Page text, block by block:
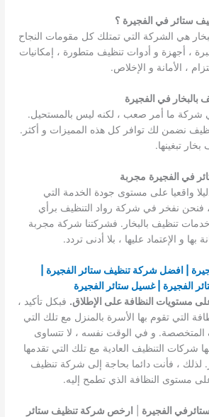
ستائر في الفجيرة ؟
هي الشركة التي تمتلك كل مقومات النجاح
، أجهزة و أدوات تنظيف متطورة ، إمكانيات
، الأمانة و الإخلاص.
في الفجيرة
شركة ما أمر صعب ، لكنه ليس بالمستحيل.
نضمن لك توافر كل هذه المميزات و أكثر.
تبغينها.
في الفجيرة مجربة
دليلا واقعيا على مستوى جودة الخدمة التي
فنحن نفخر في شركة رواد التنظيف برأي
خدمات تنظيف بالبخار. فشركتنا شركة مجربة
بها و الإعتماد عليها ، بلا أدنى تردد.
| افضل شركة تنظيف ستائر الفجيرة |
الفجيرة | غسيل ستائر الفجيرة
مستويات النظافة على الإطلاق. فبكل تأكيد ،
التي تقوم بها الأسرة بالمنزل مع تلك التي
المتخصصة. و في الوقت نفسه ، لا تتساوى
شركات التنظيف العادية مع تلك التي تقدمها
لذلك ، فأنت دائما بحاجة إلى شركة تنظيف
مستوى النظافة الذي تطمح إليه.
الفجيرة
ارخص شركة تنظيف ستائر